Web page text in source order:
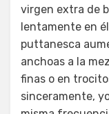
virgen extra de
lentamente en
puttanesca
anchoas a la
finas o en
sinceramente,